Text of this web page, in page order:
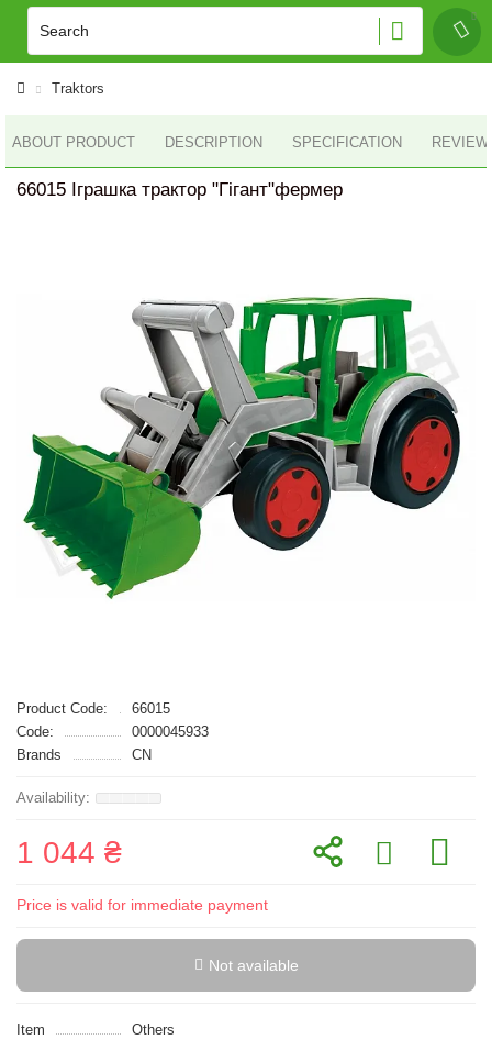
Traktors
ABOUT PRODUCT DESCRIPTION SPECIFICATION
66015 Іграшка трактор "Гігант"фермер
Product Code:
66015
Code:
0000045933
Brands
CN
1 044 ₴
Price is valid for immediate payment
Not available
Item
Others